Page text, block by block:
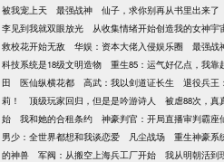
被我宠上天
最强战神 仙子，求你别再从书里出来了
李见到我就双眼放光
从收集情绪开始创造我的女神宇
救校花开始无敌
华娱：资本大佬入侵娱乐圈 最强战
科技系统是18级文明造物
重生85：运气好亿点，我靠
田
医仙纵横花都 高武：我以剑道证长生 退役兵王
莉！
顶级玩家回归，但是是吟游诗人 被虐88次，真
始
我和她的合租条约 神豪判官：开局直播审判霸座
男少：全世界都想和我谈恋爱
凡尘战场 重生神豪系
的神兽
军阀：从搬空上海兵工厂开始 我从明朝活到